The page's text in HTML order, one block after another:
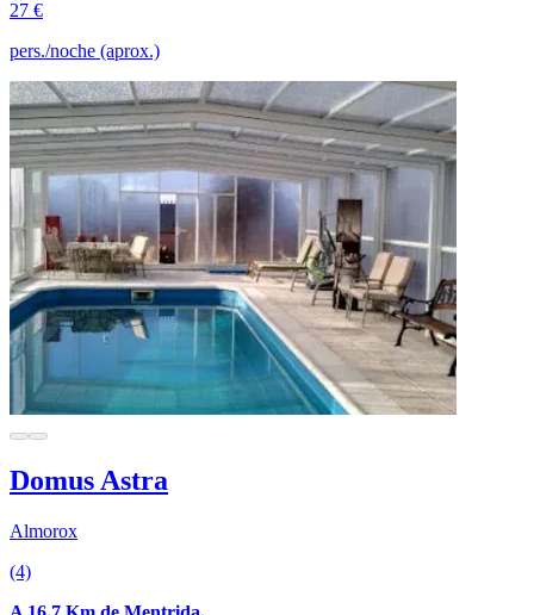
27 €
pers./noche (aprox.)
Domus Astra
Almorox
(4)